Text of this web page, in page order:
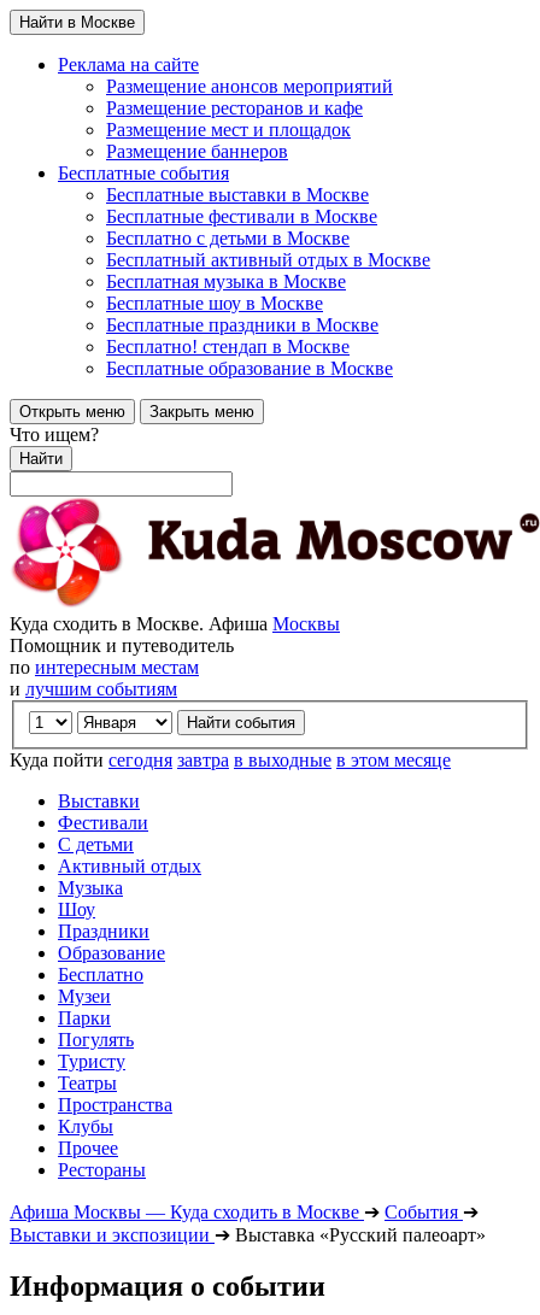
Найти в Москве
Реклама на сайте
Размещение анонсов мероприятий
Размещение ресторанов и кафе
Размещение мест и площадок
Размещение баннеров
Бесплатные события
Бесплатные выставки в Москве
Бесплатные фестивали в Москве
Бесплатно с детьми в Москве
Бесплатный активный отдых в Москве
Бесплатная музыка в Москве
Бесплатные шоу в Москве
Бесплатные праздники в Москве
Бесплатно! стендап в Москве
Бесплатные образование в Москве
Открыть меню Закрыть меню
Что ищем?
Найти
Куда сходить в Москве. Афиша Москвы
Помощник и путеводитель
по интересным местам
и лучшим событиям
Куда пойти сегодня завтра в выходные в этом месяце
Выставки
Фестивали
С детьми
Активный отдых
Музыка
Шоу
Праздники
Образование
Бесплатно
Музеи
Парки
Погулять
Туристу
Театры
Пространства
Клубы
Прочее
Рестораны
Афиша Москвы — Куда сходить в Москве ➔ События ➔
Выставки и экспозиции ➔ Выставка «Русский палеоарт»
Информация о событии